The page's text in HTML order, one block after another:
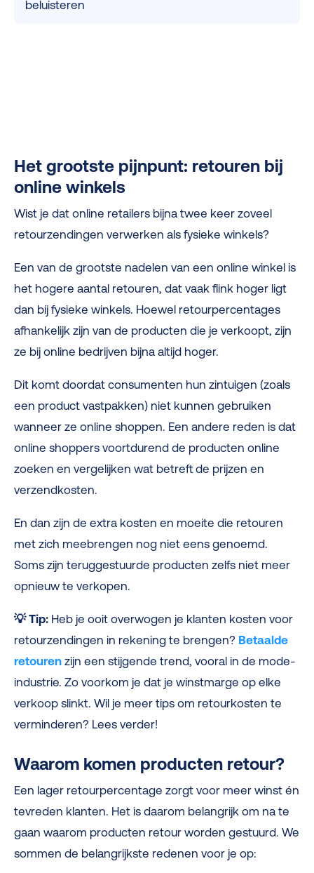
beluisteren
Het grootste pijnpunt: retouren bij
online winkels
Wist je dat online retailers bijna twee keer zoveel
retourzendingen verwerken als fysieke winkels?
Een van de grootste nadelen van een online winkel is
het hogere aantal retouren, dat vaak flink hoger ligt
dan bij fysieke winkels. Hoewel retourpercentages
afhankelijk zijn van de producten die je verkoopt, zijn
ze bij online bedrijven bijna altijd hoger.
Dit komt doordat consumenten hun zintuigen (zoals
een product vastpakken) niet kunnen gebruiken
wanneer ze online shoppen. Een andere reden is dat
online shoppers voortdurend de producten online
zoeken en vergelijken wat betreft de prijzen en
verzendkosten.
En dan zijn de extra kosten en moeite die retouren
met zich meebrengen nog niet eens genoemd.
Soms zijn teruggestuurde producten zelfs niet meer
opnieuw te verkopen.
💡 Tip: Heb je ooit overwogen je klanten kosten voor
retourzendingen in rekening te brengen? Betaalde
retouren zijn een stijgende trend, vooral in de mode-
industrie. Zo voorkom je dat je winstmarge op elke
verkoop slinkt. Wil je meer tips om retourkosten te
verminderen? Lees verder!
Waarom komen producten retour?
Een lager retourpercentage zorgt voor meer winst én
tevreden klanten. Het is daarom belangrijk om na te
gaan waarom producten retour worden gestuurd. We
sommen de belangrijkste redenen voor je op: